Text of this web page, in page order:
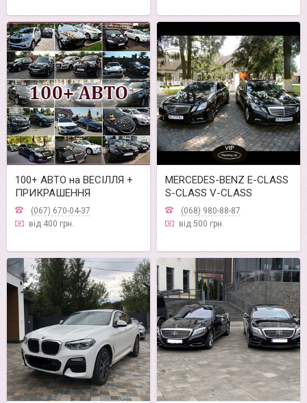
100+ АВТО на ВЕСІЛЛЯ +
ПРИКРАШЕННЯ
(067) 670-04-37
від 400 грн.
MERCEDES-BENZ E-CLASS
S-CLASS V-CLASS
(068) 980-88-87
від 500 грн.